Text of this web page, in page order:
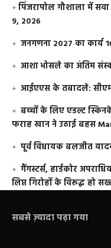
​पिंजरापोल गौशाला में
9, 2026
जनगणना 2027 का कार्य
आशा भोसले का अंतिम
आईएएस के तबादले:
बच्चों के लिए एडल्ट
फराह खान ने उठाई बहस
पूर्व विधायक बलजीत
गैंगस्टर्स, हार्डकोर
लिप्त गिरोहों के विरूद्ध हो
सबसे ज़्यादा पढ़ा गया